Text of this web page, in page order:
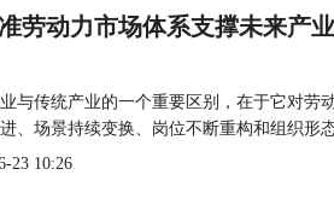
劳动力市场体系支撑未来产
与传统产业的一个重要区别，在于它对劳
、场景持续变换、岗位不断重构和组织形
23 10:26